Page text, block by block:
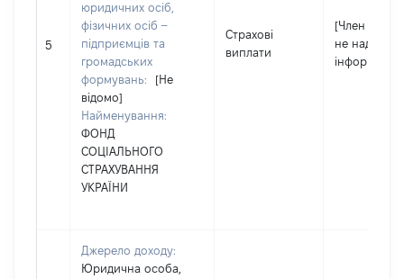
5
юридичних осіб,
фізичних осіб –
підприємців та
громадських
формувань:
[Не
відомо]
Найменування:
ФОНД
СОЦІАЛЬНОГО
СТРАХУВАННЯ
УКРАЇНИ
Страхові
виплати
[Член сім'ї
не надав
інформацію]
Джерело доходу:
Юридична особа,